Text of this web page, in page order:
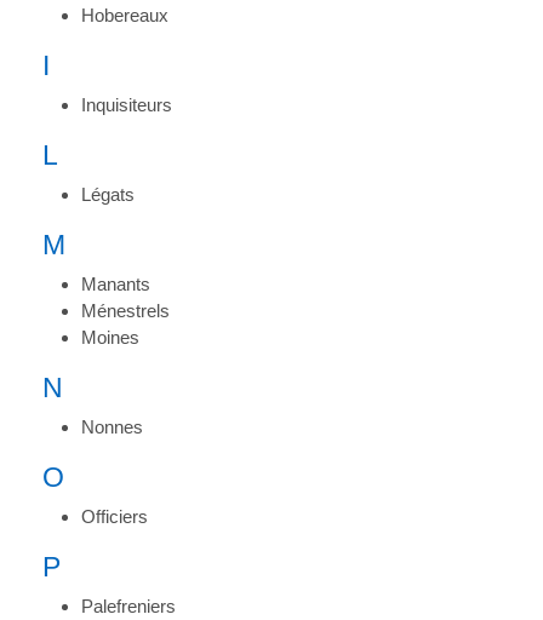
Hobereaux
I
Inquisiteurs
L
Légats
M
Manants
Ménestrels
Moines
N
Nonnes
O
Officiers
P
Palefreniers